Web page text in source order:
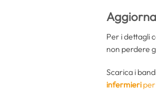
Per i dettagli
non perdere
Scarica i
infermieri